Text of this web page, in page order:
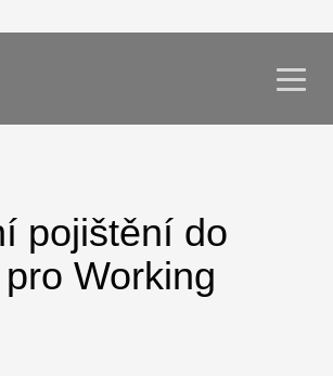
pojištění do
Working